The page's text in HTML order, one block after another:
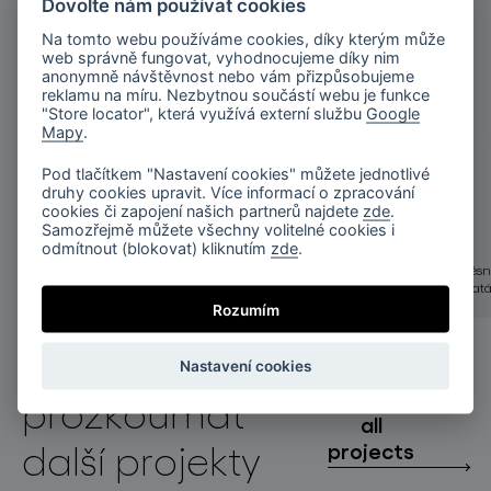
fragments
kartáčovaná zlatá
fragments
kartáčovaná zlatá
prozkoumat
další projekty
all
projects
Dovolte nám používat cookies
Na tomto webu používáme cookies, díky kterým může
web správně fungovat, vyhodnocujeme díky nim
anonymně návštěvnost nebo vám přizpůsobujeme
reklamu na míru. Nezbytnou součástí webu je funkce
"Store locator", která využívá externí službu Google
Mapy.
Pod tlačítkem "Nastavení cookies" můžete jednotlivé
druhy cookies upravit. Více informací o zpracování
cookies či zapojení našich partnerů najdete zde.
Samozřejmě můžete všechny volitelné cookies i
odmítnout (blokovat) kliknutím zde.
Rozumím
Nastavení cookies